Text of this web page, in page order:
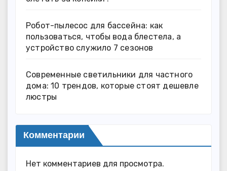
Робот-пылесос для бассейна: как
пользоваться, чтобы вода блестела, а
устройство служило 7 сезонов
Современные светильники для частного
дома: 10 трендов, которые стоят дешевле
люстры
Комментарии
Нет комментариев для просмотра.